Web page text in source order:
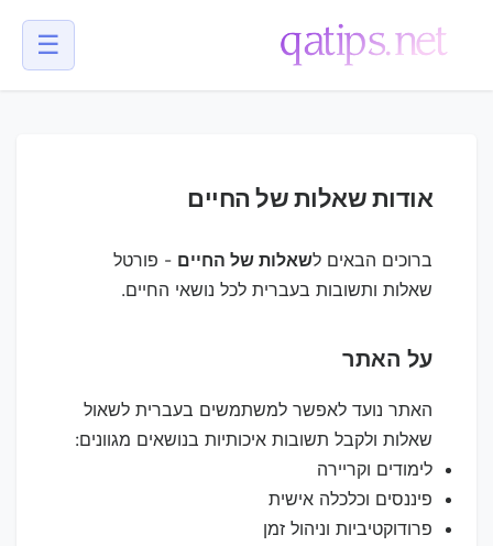
☰
אודות שאלות של החיים
ברוכים הבאים לשאלות של החיים - פורטל
שאלות ותשובות בעברית לכל נושאי החיים.
על האתר
האתר נועד לאפשר למשתמשים בעברית לשאול
שאלות ולקבל תשובות איכותיות בנושאים מגוונים:
לימודים וקריירה
פיננסים וכלכלה אישית
פרודוקטיביות וניהול זמן